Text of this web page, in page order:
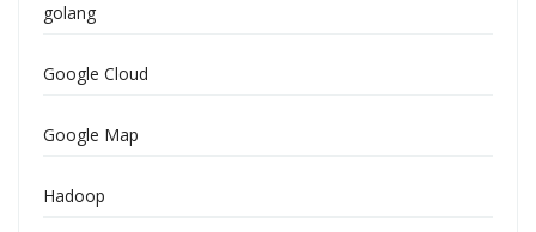
golang
Google Cloud
Google Map
Hadoop